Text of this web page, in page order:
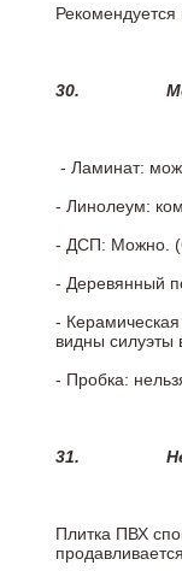
30.
- Ламинат:
- Линолеум:
- ДСП: Можно.
- Деревянный
-
видны силуэты
- Пробка:
31.
Плитка ПВХ